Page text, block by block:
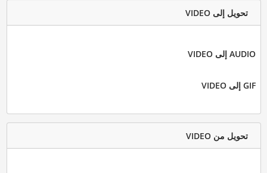
تحويل إلى VIDEO
AUDIO إلى VIDEO
GIF إلى VIDEO
تحويل من VIDEO